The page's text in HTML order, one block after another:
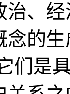
治、
念的
们是